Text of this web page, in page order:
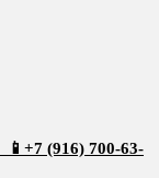
📱 +7 (916) 700-63-